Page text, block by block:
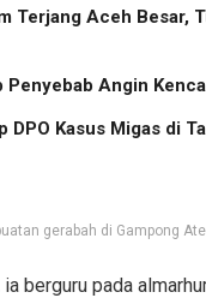
Terjang Aceh Besar,
Penyebab Angin
DPO Kasus Migas di
gerabah di Gampong
ia berguru pada